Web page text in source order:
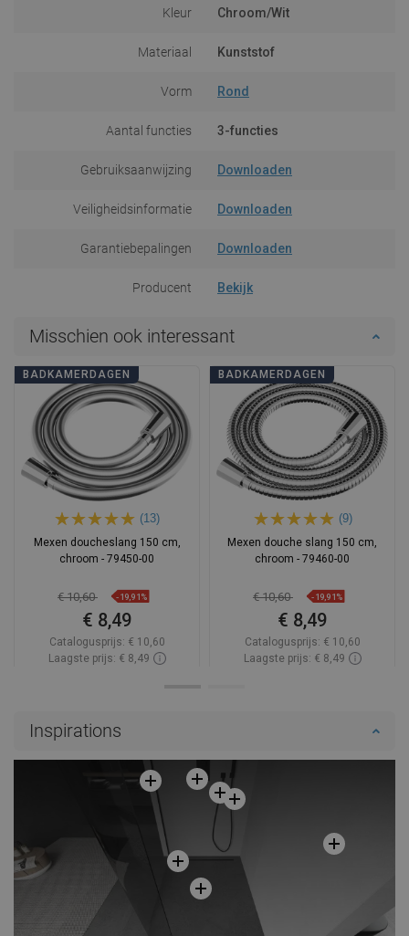
Kleur Chroom/Wit
Materiaal Kunststof
Vorm Rond
Aantal functies 3-functies
Gebruiksaanwijzing Downloaden
Veiligheidsinformatie Downloaden
Garantiebepalingen Downloaden
Producent Bekijk
Misschien ook interessant
BADKAMERDAGEN
(13)
Mexen doucheslang 150 cm,
chroom - 79450-00
€ 10,60 -19,91%
€ 8,49
Catalogusprijs: € 10,60
Laagste prijs: € 8,49
BADKAMERDAGEN
(9)
Mexen douche slang 150 cm,
chroom - 79460-00
€ 10,60 -19,91%
€ 8,49
Catalogusprijs: € 10,60
Laagste prijs: € 8,49
Inspirations